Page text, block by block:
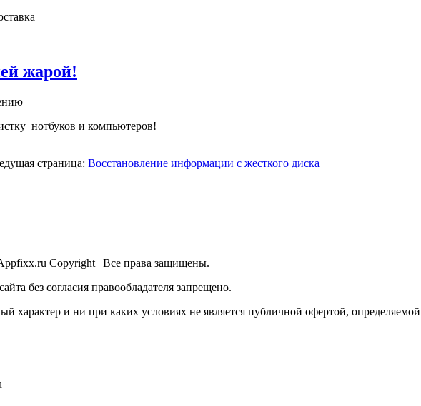
жарой!
нотбуков и компьютеров!
страница: Восстановление информации с жесткого диска
Copyright | Все права защищены.
без согласия правообладателя запрещено.
характер и ни при каких условиях не является публичной офертой,